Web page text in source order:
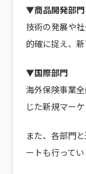
▼商品開発部門
技術の発展や
的確に捉え、新
▼国際部門
海外保険事業
じた新規マー
また、各部門
ートも行ってい